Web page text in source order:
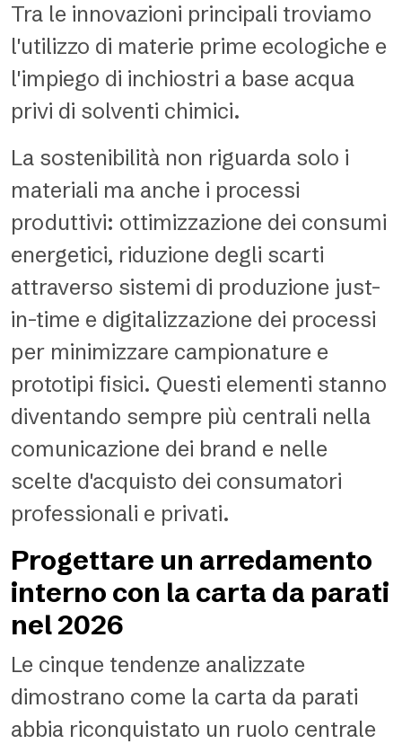
Tra le innovazioni principali troviamo
l'utilizzo di materie prime ecologiche e
l'impiego di inchiostri a base acqua
privi di solventi chimici.
La sostenibilità non riguarda solo i
materiali ma anche i processi
produttivi: ottimizzazione dei consumi
energetici, riduzione degli scarti
attraverso sistemi di produzione just-
in-time e digitalizzazione dei processi
per minimizzare campionature e
prototipi fisici. Questi elementi stanno
diventando sempre più centrali nella
comunicazione dei brand e nelle
scelte d'acquisto dei consumatori
professionali e privati.
Progettare un arredamento
interno con la carta da parati
nel 2026
Le cinque tendenze analizzate
dimostrano come la carta da parati
abbia riconquistato un ruolo centrale